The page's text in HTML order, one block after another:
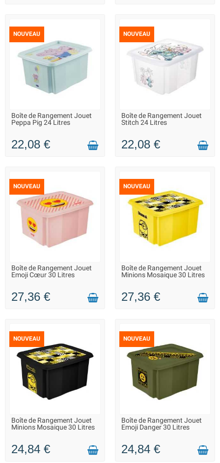
NOUVEAU
LIVRAISON 2 À 3 JOURS
Boîte de Rangement Jouet
Peppa Pig 24 Litres
22,08 €
NOUVEAU
LIVRAISON 2 À 3 JOURS
Boîte de Rangement Jouet
Stitch 24 Litres
22,08 €
NOUVEAU
LIVRAISON 2 À 3 JOURS
Boîte de Rangement Jouet
Emoji Cœur 30 Litres
27,36 €
NOUVEAU
LIVRAISON 2 À 3 JOURS
Boîte de Rangement Jouet
Minions Mosaique 30 Litres
27,36 €
NOUVEAU
LIVRAISON 2 À 3 JOURS
Boîte de Rangement Jouet
Minions Mosaique 30 Litres
24,84 €
NOUVEAU
LIVRAISON 2 À 3 JOURS
Boîte de Rangement Jouet
Emoji Danger 30 Litres
24,84 €